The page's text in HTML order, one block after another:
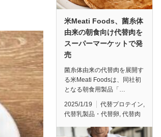
米Meati Foods、菌糸体
由来の朝食向け代替肉を
スーパーマーケットで発
売
菌糸体由来の代替肉を展開す
る米Meati Foodsは、同社初
となる朝食用製品「…
2025/1/19 代替プロテイン
代替乳製品・代替卵 代替肉